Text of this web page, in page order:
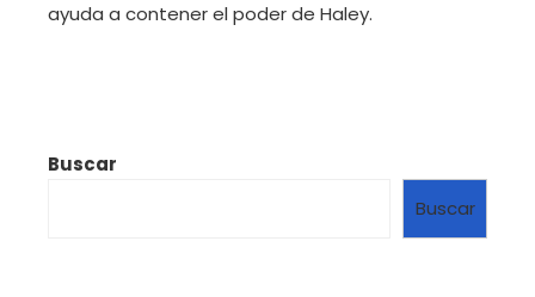
ayuda a contener el poder de Haley.
Buscar
Buscar